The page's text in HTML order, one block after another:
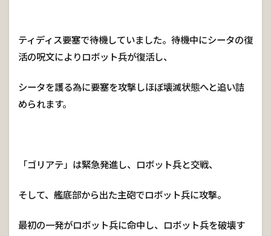
ティディス要塞で待機していました。待機中にシータの復
活の呪文によりロボット兵が復活し、
シータを護る為に要塞を攻撃しほぼ壊滅状態へと追い詰
められます。
「ゴリアテ」は緊急発進し、ロボット兵と交戦、
そして、艦底部から出た主砲でロボット兵に攻撃。
最初の一発がロボット兵に命中し、ロボット兵を破壊す